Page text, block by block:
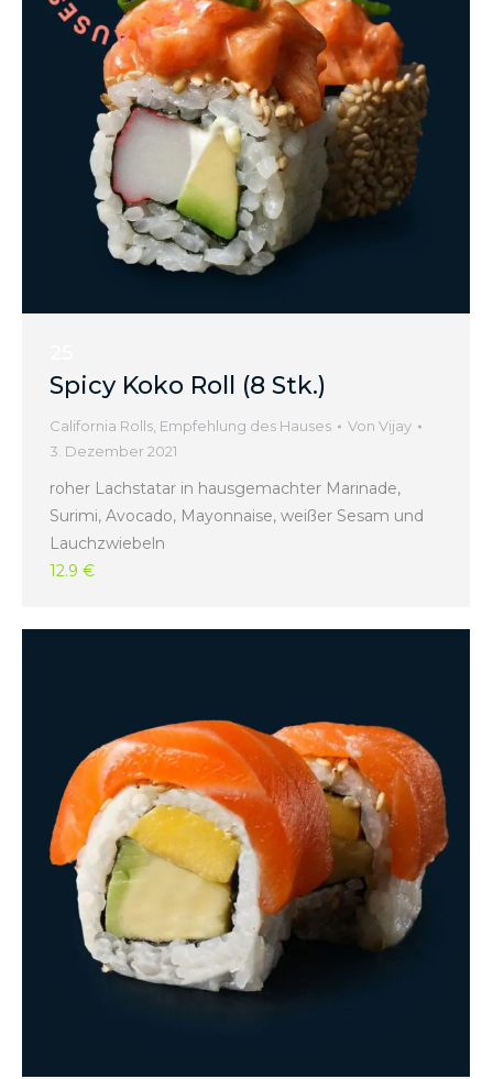
Spicy Koko Roll (8 Stk.)
California Rolls Empfehlung des Hauses Von Vijay
3. Dezember 2021
roher Lachstatar in hausgemachter Marinade,
Surimi, Avocado, Mayonnaise, weißer Sesam und
Lauchzwiebeln
12.9 €